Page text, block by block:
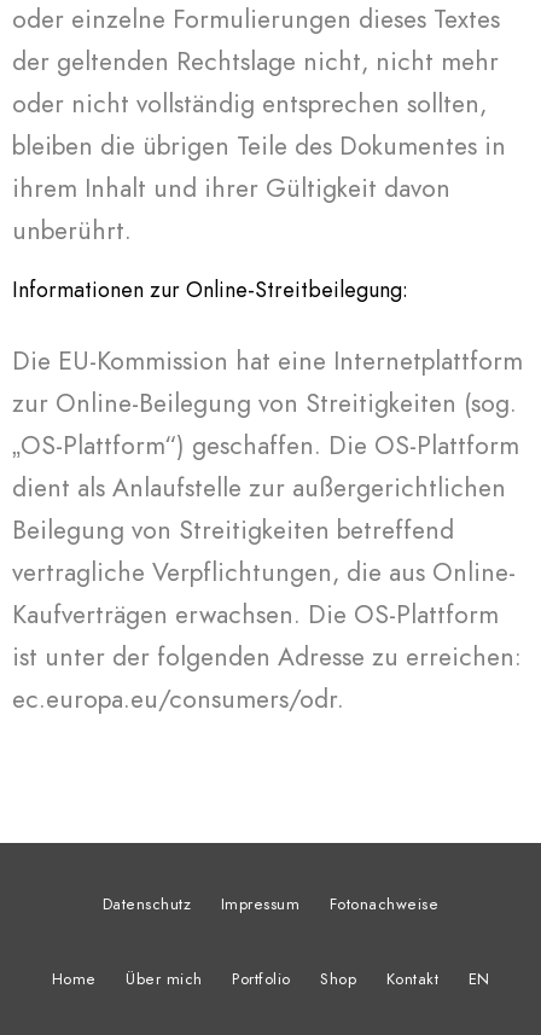
oder einzelne Formulierungen dieses Textes
der geltenden Rechtslage nicht, nicht mehr
oder nicht vollständig entsprechen sollten,
bleiben die übrigen Teile des Dokumentes in
ihrem Inhalt und ihrer Gültigkeit davon
unberührt.
Informationen zur Online-Streitbeilegung:
Die EU-Kommission hat eine Internetplattform
zur Online-Beilegung von Streitigkeiten (sog.
„OS-Plattform“) geschaffen. Die OS-Plattform
dient als Anlaufstelle zur außergerichtlichen
Beilegung von Streitigkeiten betreffend
vertragliche Verpflichtungen, die aus Online-
Kaufverträgen erwachsen. Die OS-Plattform
ist unter der folgenden Adresse zu erreichen:
ec.europa.eu/consumers/odr.
Datenschutz Impressum Fotonachweise
Home Über mich Portfolio Shop Kontakt EN